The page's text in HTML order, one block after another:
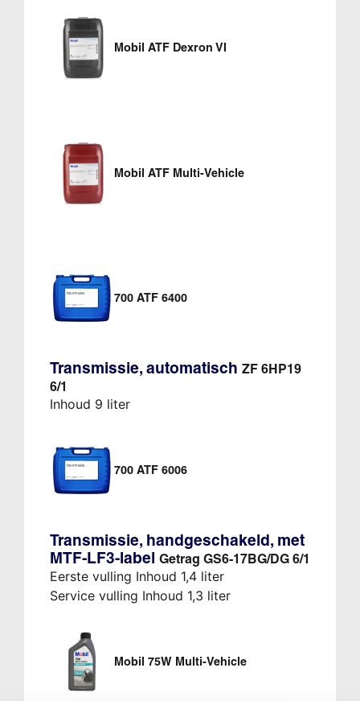
Mobil ATF Dexron VI
Mobil ATF Multi-Vehicle
700 ATF 6400
Transmissie, automatisch ZF 6HP19
6/1
Inhoud 9 liter
700 ATF 6006
Transmissie, handgeschakeld, met
MTF-LF3-label Getrag GS6-17BG/DG 6/1
Eerste vulling Inhoud 1,4 liter
Service vulling Inhoud 1,3 liter
Mobil 75W Multi-Vehicle